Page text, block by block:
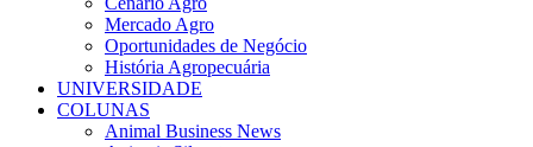
Mercado Agro
Oportunidades de Negócio
História Agropecuária
UNIVERSIDADE
COLUNAS
Animal Business News